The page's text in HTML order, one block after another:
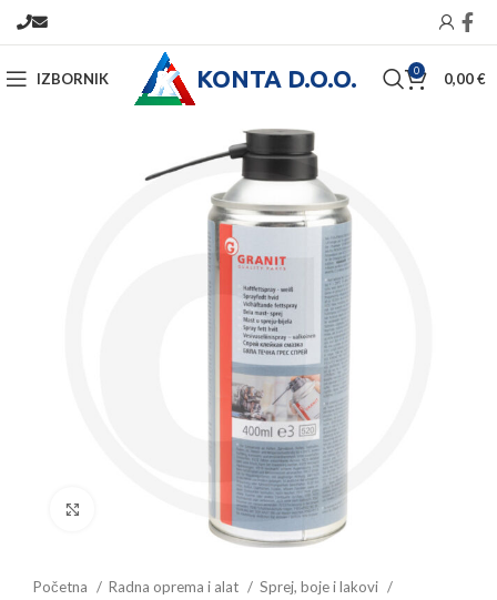
IZBORNIK KONTA D.O.O. 0 0,00€
Početna Radna oprema i alat
Sprej, boje i lakovi